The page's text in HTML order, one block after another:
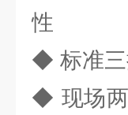
性
◆ 标准三
◆ 现场两